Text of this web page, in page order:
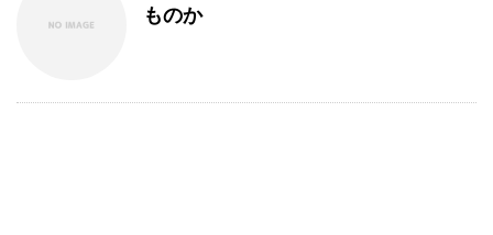
ものか